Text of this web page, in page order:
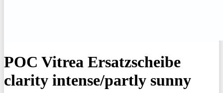
POC Vitrea Ersatzscheibe
clarity intense/partly sunny